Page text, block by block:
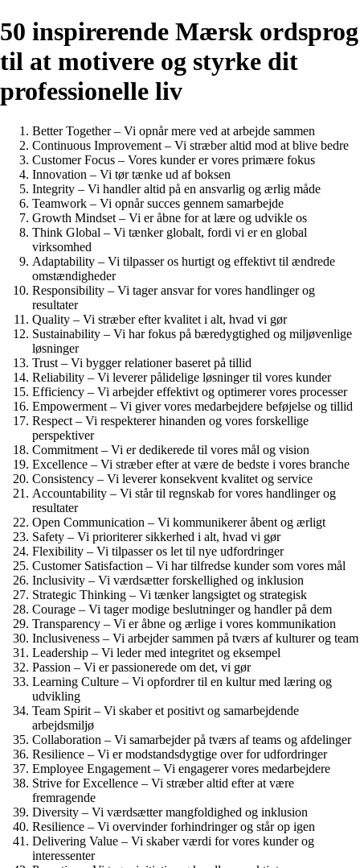
50 inspirerende Mærsk ordsprog
til at motivere og styrke dit
professionelle liv
Better Together – Vi opnår mere ved at arbejde sammen
Continuous Improvement – Vi stræber altid mod at blive bedre
Customer Focus – Vores kunder er vores primære fokus
Innovation – Vi tør tænke ud af boksen
Integrity – Vi handler altid på en ansvarlig og ærlig måde
Teamwork – Vi opnår succes gennem samarbejde
Growth Mindset – Vi er åbne for at lære og udvikle os
Think Global – Vi tænker globalt, fordi vi er en global
virksomhed
Adaptability – Vi tilpasser os hurtigt og effektivt til ændrede
omstændigheder
Responsibility – Vi tager ansvar for vores handlinger og
resultater
Quality – Vi stræber efter kvalitet i alt, hvad vi gør
Sustainability – Vi har fokus på bæredygtighed og miljøvenlige
løsninger
Trust – Vi bygger relationer baseret på tillid
Reliability – Vi leverer pålidelige løsninger til vores kunder
Efficiency – Vi arbejder effektivt og optimerer vores processer
Empowerment – Vi giver vores medarbejdere beføjelse og tillid
Respect – Vi respekterer hinanden og vores forskellige
perspektiver
Commitment – Vi er dedikerede til vores mål og vision
Excellence – Vi stræber efter at være de bedste i vores branche
Consistency – Vi leverer konsekvent kvalitet og service
Accountability – Vi står til regnskab for vores handlinger og
resultater
Open Communication – Vi kommunikerer åbent og ærligt
Safety – Vi prioriterer sikkerhed i alt, hvad vi gør
Flexibility – Vi tilpasser os let til nye udfordringer
Customer Satisfaction – Vi har tilfredse kunder som vores mål
Inclusivity – Vi værdsætter forskellighed og inklusion
Strategic Thinking – Vi tænker langsigtet og strategisk
Courage – Vi tager modige beslutninger og handler på dem
Transparency – Vi er åbne og ærlige i vores kommunikation
Inclusiveness – Vi arbejder sammen på tværs af kulturer og team
Leadership – Vi leder med integritet og eksempel
Passion – Vi er passionerede om det, vi gør
Learning Culture – Vi opfordrer til en kultur med læring og
udvikling
Team Spirit – Vi skaber et positivt og samarbejdende
arbejdsmiljø
Collaboration – Vi samarbejder på tværs af teams og afdelinger
Resilience – Vi er modstandsdygtige over for udfordringer
Employee Engagement – Vi engagerer vores medarbejdere
Strive for Excellence – Vi stræber altid efter at være
fremragende
Diversity – Vi værdsætter mangfoldighed og inklusion
Resilience – Vi overvinder forhindringer og står op igen
Delivering Value – Vi skaber værdi for vores kunder og
interessenter